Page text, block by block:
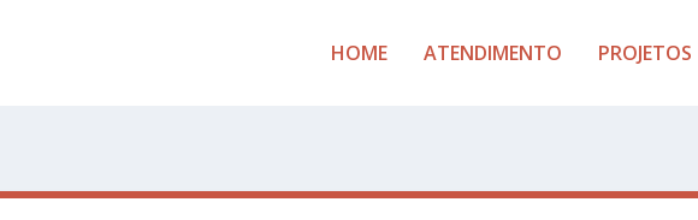
HOME ATENDIMENTO PROJETOS